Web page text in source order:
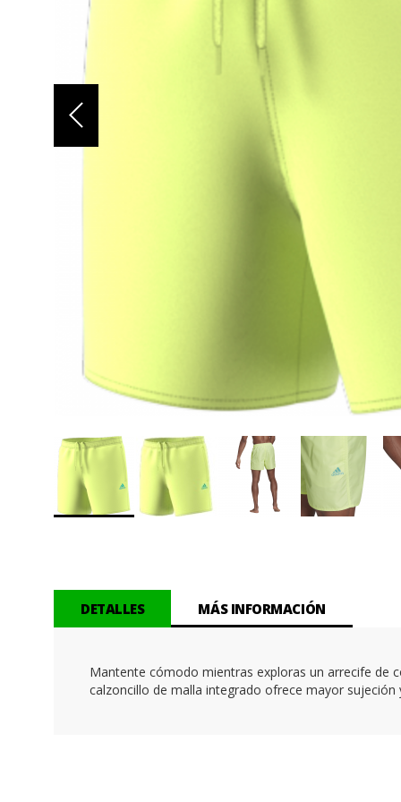
galería
de
DETALLES
Mantente cómodo mientras exploras un arrecife de
calzoncillo de malla integrado ofrece mayor
MÁS INFORMACIÓN